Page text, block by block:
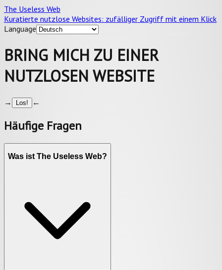
The Useless Web
Kuratierte nutzlose Websites: zufälliger Zugriff mit einem Klick
Language
BRING MICH ZU EINER
NUTZLOSEN WEBSITE
→ Los! ←
Häufige Fragen
Was ist The Useless Web?